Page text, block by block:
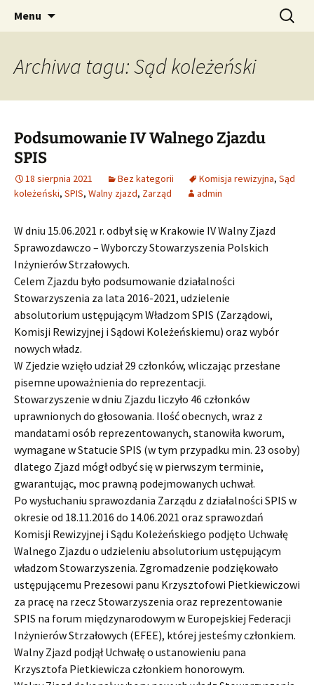
SPIS – Stowarzyszenie
Polskich Inżynierów
Strzałowych
Menu Szukaj:
Archiwa tagu: Sąd koleżeński
Podsumowanie IV Walnego Zjazdu
SPIS
18 sierpnia 2021 Bez kategorii Komisja rewizyjna, Sąd
koleżeński, SPIS, Walny zjazd, Zarząd admin
W dniu 15.06.2021 r. odbył się w Krakowie IV Walny Zjazd
Sprawozdawczo – Wyborczy Stowarzyszenia Polskich
Inżynierów Strzałowych.
Celem Zjazdu było podsumowanie działalności
Stowarzyszenia za lata 2016-2021, udzielenie
absolutorium ustępującym Władzom SPIS (Zarządowi,
Komisji Rewizyjnej i Sądowi Koleżeńskiemu) oraz wybór
nowych władz.
W Zjedzie wzięło udział 29 członków, wliczając przesłane
pisemne upoważnienia do reprezentacji.
Stowarzyszenie w dniu Zjazdu liczyło 46 członków
uprawnionych do głosowania. Ilość obecnych, wraz z
mandatami osób reprezentowanych, stanowiła kworum,
wymagane w Statucie SPIS (w tym przypadku min. 23 osoby)
dlatego Zjazd mógł odbyć się w pierwszym terminie,
gwarantując, moc prawną podejmowanych uchwał.
Po wysłuchaniu sprawozdania Zarządu z działalności SPIS w
okresie od 18.11.2016 do 14.06.2021 oraz sprawozdań
Komisji Rewizyjnej i Sądu Koleżeńskiego podjęto Uchwałę
Walnego Zjazdu o udzieleniu absolutorium ustępującym
władzom Stowarzyszenia. Zgromadzenie podziękowało
ustępującemu Prezesowi panu Krzysztofowi Pietkiewiczowi
za pracę na rzecz Stowarzyszenia oraz reprezentowanie
SPIS na forum międzynarodowym w Europejskiej Federacji
Inżynierów Strzałowych (EFEE), której jesteśmy członkiem.
Walny Zjazd podjął Uchwałę o ustanowieniu pana
Krzysztofa Pietkiewicza członkiem honorowym.